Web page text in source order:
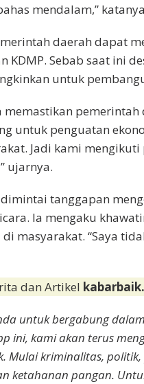
mendalam,”
daerah dapat
KDMP. Sebab saat ini
untuk
untuk penguatan
Jadi kami
ujarnya.
tanggapan
Ia mengaku
masyarakat. “Saya
dan Artikel
untuk bergabung
ini, kami akan terus
Mulai kriminalitas,
ketahanan pangan.